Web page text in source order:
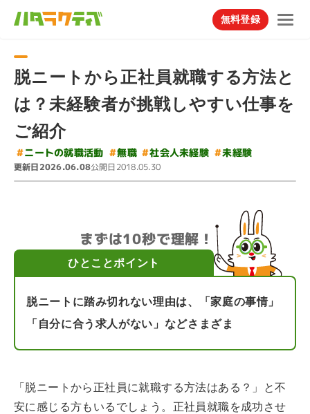
無料登録
脱ニートから正社員就職する方法と
は？未経験者が挑戦しやすい仕事を
ご紹介
#ニートの就職活動 #無職 #社会人未経験 #未経験
更新日2026.06.08公開日2018.05.30
まずは10秒で理解！
ひとことポイント
脱ニートに踏み切れない理由は、「家庭の事情」
「自分に合う求人がない」などさまざま
「脱ニートから正社員に就職する方法はある？」と不
安に感じる方もいるでしょう。正社員就職を成功させ